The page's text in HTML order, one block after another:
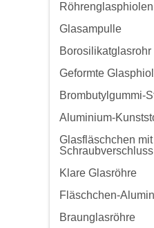
Röhrenglasphiolen
Glasampulle
Borosilikatglasrohr
Geformte
Brombutylgummi-
Aluminium-
Glasfläschchen mit
Schraubverschluss
Klare Glasröhre
Fläschchen-
Braunglasröhre